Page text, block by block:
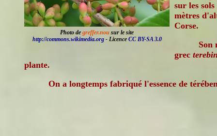
Photo de greffer.nou sur le site
http://commons.wikimedia.org- Licence CC BY-SA 3.0
sur les
mètres
Corse.
Son
grec
plante.
On a longtemps fabriqué l'essence de